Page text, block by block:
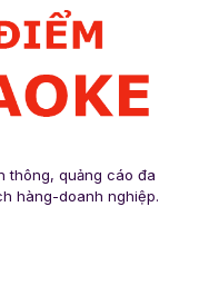
thông, quảng cáo đa
hàng-doanh nghiệp.